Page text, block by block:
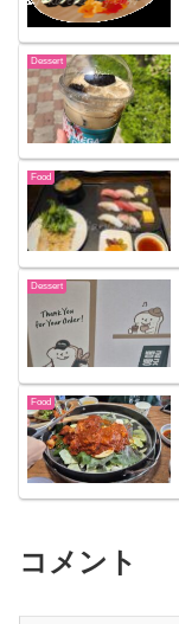
Dessert
Food
Dessert
Food
コメント